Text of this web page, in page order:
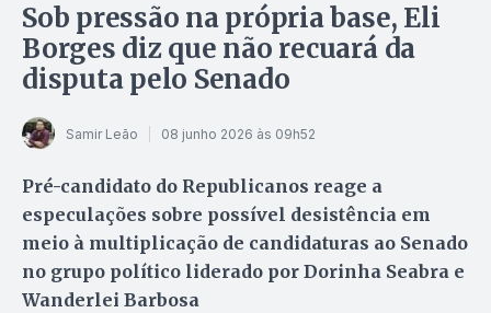
Sob pressão na própria base, Eli
Borges diz que não recuará da
disputa pelo Senado
Samir Leão 08 junho 2026 às 09h52
Pré-candidato do Republicanos reage a
especulações sobre possível desistência em
meio à multiplicação de candidaturas ao Senado
no grupo político liderado por Dorinha Seabra e
Wanderlei Barbosa